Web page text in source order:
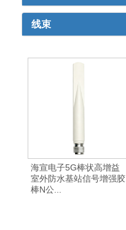
线束
海宣电子5G棒状高增益
室外防水基站信号增强胶
棒N公...